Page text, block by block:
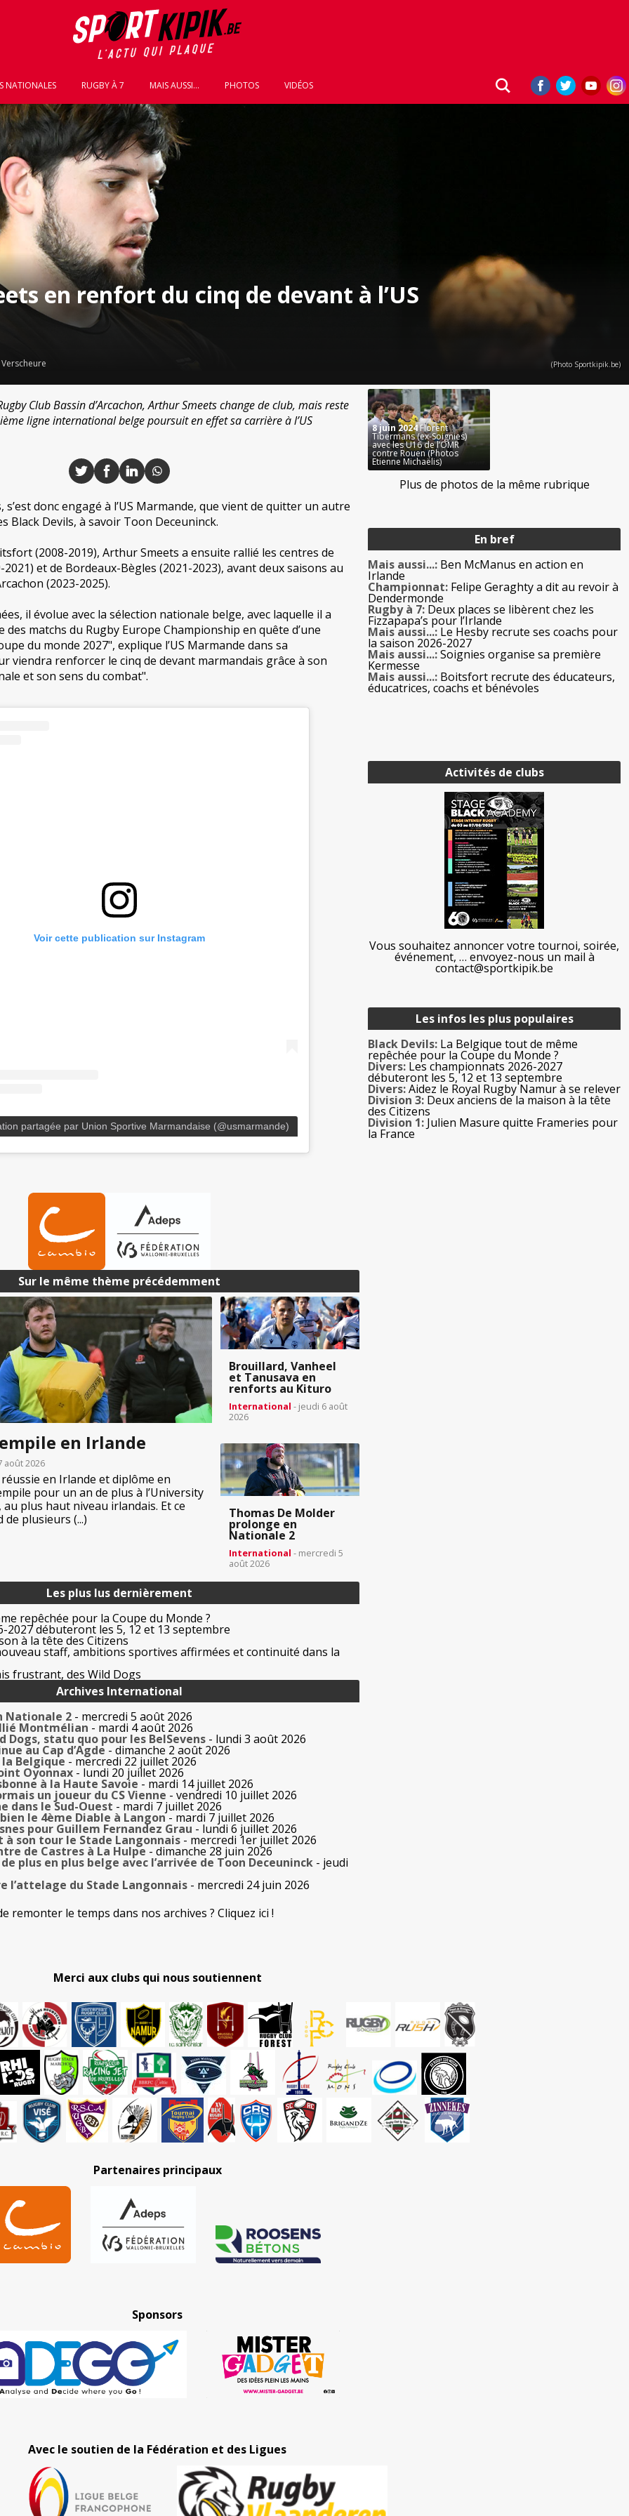
NATIONALES RUGBY À 7 MAIS AUSSI... PHOTOS VIDÉOS
en renfort du cinq de devant à l’US
(Photo Sportkipik.be)
Club Bassin d’Arcachon, Arthur Smeets change de club, mais reste
ligne international belge poursuit en effet sa carrière à l’US
s’est donc engagé à l’US Marmande, que vient de quitter un autre
Black Devils, à savoir Toon Deceuninck.
(2008-2019), Arthur Smeets a ensuite rallié les centres de
et de Bordeaux-Bègles (2021-2023), avant deux saisons au
(2023-2025).
il évolue avec la sélection nationale belge, avec laquelle il a
des matchs du Rugby Europe Championship en quête d’une
du monde 2027", explique l’US Marmande dans sa
viendra renforcer le cinq de devant marmandais grâce à son
et son sens du combat".
Voir cette publication sur Instagram
partagée par Union Sportive Marmandaise (@usmarmande)
Sur le même thème précédemment
en Irlande
août 2026
réussie en Irlande et diplôme en
pour un an de plus à l’University
plus haut niveau irlandais. Et ce
de plusieurs (...)
Brouillard, Vanheel
et Tanusava en
renforts au Kituro
International - jeudi 6 août
2026
Thomas De Molder
prolonge en
Nationale 2
International - mercredi 5
août 2026
Les plus lus dernièrement
repêchée pour la Coupe du Monde ?
2027 débuteront les 5, 12 et 13 septembre
à la tête des Citizens
staff, ambitions sportives affirmées et continuité dans la
frustrant, des Wild Dogs
Archives International
Nationale 2 - mercredi 5 août 2026
Montmélian - mardi 4 août 2026
Dogs, statu quo pour les BelSevens - lundi 3 août 2026
au Cap d’Agde - dimanche 2 août 2026
Belgique - mercredi 22 juillet 2026
Oyonnax - lundi 20 juillet 2026
à la Haute Savoie - mardi 14 juillet 2026
un joueur du CS Vienne - vendredi 10 juillet 2026
dans le Sud-Ouest - mardi 7 juillet 2026
le 4ème Diable à Langon- mardi 7 juillet 2026
pour Guillem Fernandez Grau - lundi 6 juillet 2026
son tour le Stade Langonnais - mercredi 1er juillet 2026
de Castres à La Hulpe - dimanche 28 juin 2026
plus en plus belge avec l’arrivée de Toon Deceuninck - jeudi
l’attelage du Stade Langonnais - mercredi 24 juin 2026
remonter le temps dans nos archives ? Cliquez ici !
En bref
Mais aussi...: Ben McManus en action en
Irlande
Championnat: Felipe Geraghty a dit au revoir à
Dendermonde
Rugby à 7: Deux places se libèrent chez les
Fizzapapa’s pour l’Irlande
Mais aussi...: Le Hesby recrute ses coachs pour
la saison 2026-2027
Mais aussi...:Soignies organise sa première
Kermesse
Mais aussi...: Boitsfort recrute des éducateurs,
éducatrices, coachs et bénévoles
Activités de clubs
Vous souhaitez annoncer votre tournoi, soirée,
événement, … envoyez-nous un mail à
contact@sportkipik.be
Les infos les plus populaires
Black Devils: La Belgique tout de même
repêchée pour la Coupe du Monde ?
Divers: Les championnats 2026-2027
débuteront les 5, 12 et 13 septembre
Divers:Aidez le Royal Rugby Namur à se relever
Division 3: Deux anciens de la maison à la tête
des Citizens
Division 1: Julien Masure quitte Frameries pour
la France
8 juin 2024Florent
Tibermans (ex-Soignies)
avec les U16 de l’OMR
contre Rouen (Photos
Etienne Michaëlis)
Plus de photos de la même rubrique
Merci aux clubs qui nous soutiennent
Partenaires principaux
Sponsors
Avec le soutien de la Fédération et des Ligues